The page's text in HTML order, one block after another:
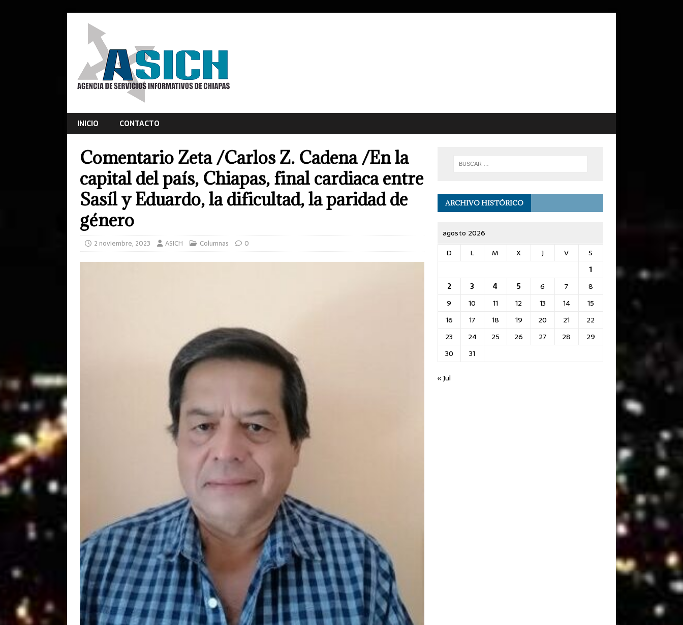
INICIO CONTACTO
Comentario Zeta /Carlos Z. Cadena /En la
capital del país, Chiapas, final cardiaca entre
Sasíl y Eduardo, la dificultad, la paridad de
género
2 noviembre, 2023 ASICH Columnas 0
ARCHIVO HISTÓRICO
agosto 2026
D
L M X J V
S
1
2
3 4 5 6 7
8
9
10 11 12 13 14
15
16
17 18 19 20 21
22
23
24 25 26 27 28
29
30
31
« Jul